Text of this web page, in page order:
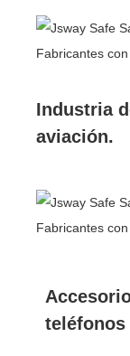
Industria
aviación.